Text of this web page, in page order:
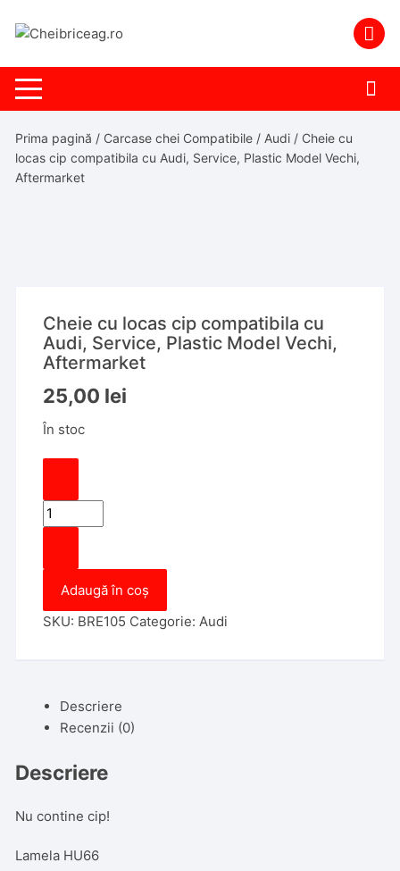
Prima pagină / Carcase chei Compatibile / Audi / Cheie cu
locas cip compatibila cu Audi, Service, Plastic Model Vechi,
Aftermarket
Cheie cu locas cip compatibila cu
Audi, Service, Plastic Model Vechi,
Aftermarket
25,00 lei
În stoc
Cantitate
Cheie
locas
cip
compatibila
Plastic
Model
Aftermarket
Adaugă în coș
SKU: BRE105 Categorie:Audi
Descriere
Recenzii (0)
Descriere
Nu contine cip!
Lamela HU66